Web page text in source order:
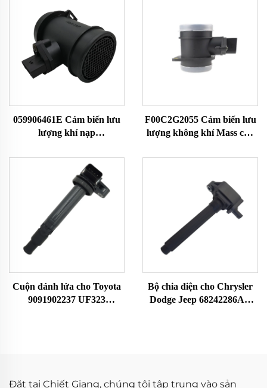
059906461E Cảm biến lưu
lượng khí nạp
Phù hợp với Audi
0281002429 Cảm biến MAF,
Đồng hồ đo lưu lượng
không khí
F00C2G2055 Cảm biến lưu
lượng không khí Mass cho
Volkswagen Cảm biến MAF
không khí 1051396 1209109
1344951 1384275
Cuộn đánh lửa cho Toyota
9091902237 UF323
Bộ chia điện cho Chrysler
Dodge Jeep 68242286AA
Đặt tại Chiết Giang, chúng tôi tập trung vào sản